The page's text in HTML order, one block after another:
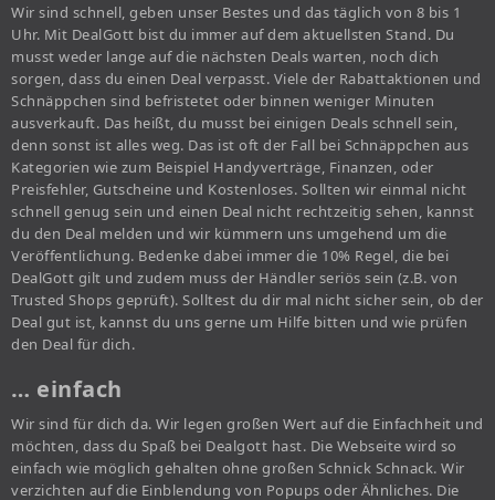
Wir sind schnell, geben unser Bestes und das täglich von 8 bis 1
Uhr. Mit DealGott bist du immer auf dem aktuellsten Stand. Du
musst weder lange auf die nächsten Deals warten, noch dich
sorgen, dass du einen Deal verpasst. Viele der Rabattaktionen und
Schnäppchen sind befristetet oder binnen weniger Minuten
ausverkauft. Das heißt, du musst bei einigen Deals schnell sein,
denn sonst ist alles weg. Das ist oft der Fall bei Schnäppchen aus
Kategorien wie zum Beispiel Handyverträge, Finanzen, oder
Preisfehler, Gutscheine und Kostenloses. Sollten wir einmal nicht
schnell genug sein und einen Deal nicht rechtzeitig sehen, kannst
du den Deal melden und wir kümmern uns umgehend um die
Veröffentlichung. Bedenke dabei immer die 10% Regel, die bei
DealGott gilt und zudem muss der Händler seriös sein (z.B. von
Trusted Shops geprüft). Solltest du dir mal nicht sicher sein, ob der
Deal gut ist, kannst du uns gerne um Hilfe bitten und wie prüfen
den Deal für dich.
… einfach
Wir sind für dich da. Wir legen großen Wert auf die Einfachheit und
möchten, dass du Spaß bei Dealgott hast. Die Webseite wird so
einfach wie möglich gehalten ohne großen Schnick Schnack. Wir
verzichten auf die Einblendung von Popups oder Ähnliches. Die